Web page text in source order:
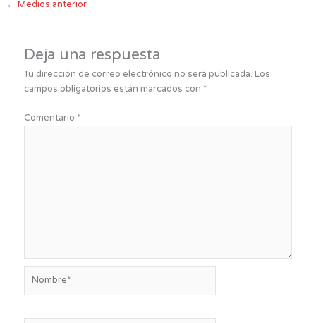
← Medios anterior
Deja una respuesta
Tu dirección de correo electrónico no será publicada. Los
campos obligatorios están marcados con *
Comentario *